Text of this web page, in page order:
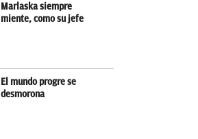
Marlaska siempre
miente, como su jefe
El mundo progre se
desmorona